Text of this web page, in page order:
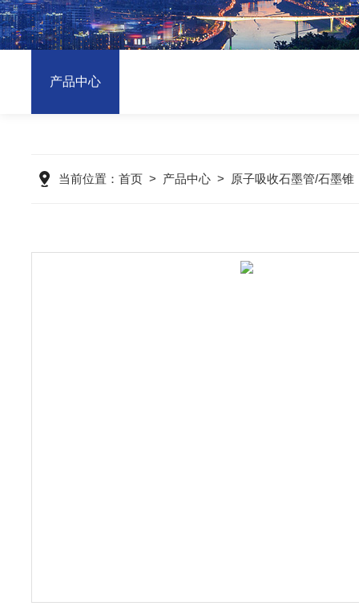
产品中心
当前位置： 首页 > 产品中心 > 原子吸收石墨管/石墨锥